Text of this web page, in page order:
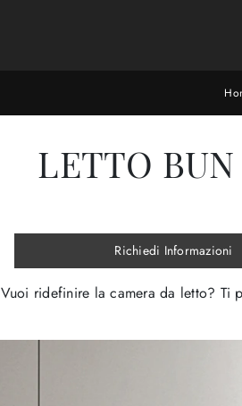
LETTO
Richiedi Informazioni
Vuoi ridefinire la camera da letto? Ti